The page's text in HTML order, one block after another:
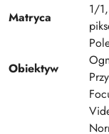
Matryca
1/
Obiektyw